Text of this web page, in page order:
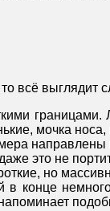
то всё
мочка
направлены
это не
но
в конце